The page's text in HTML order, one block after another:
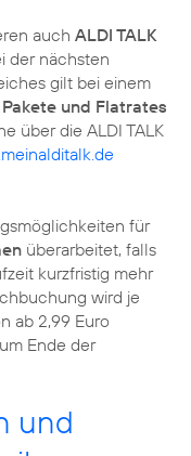
auch ALDI TALK
der nächsten
gilt bei einem
Pakete und Flatrates
über die ALDI TALK
für
überarbeitet, falls
kurzfristig mehr
wird je
ab 2,99 Euro
Ende der
und